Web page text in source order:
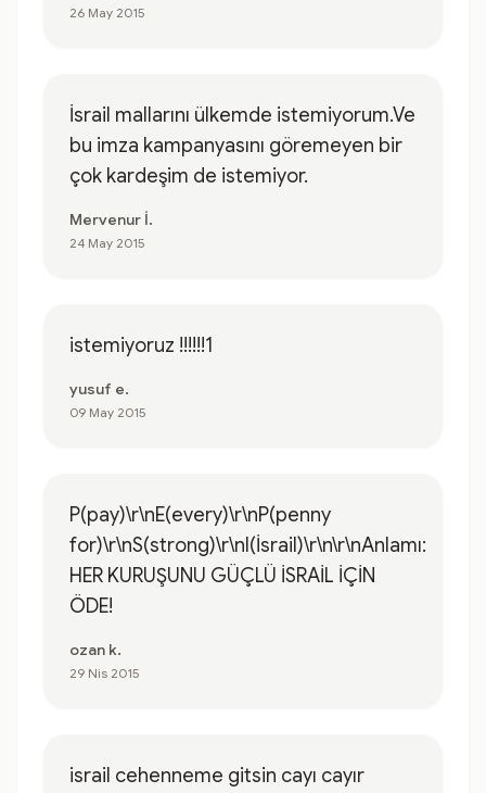
26 May 2015
İsrail mallarını ülkemde istemiyorum.Ve
bu imza kampanyasını göremeyen bir
çok kardeşim de istemiyor.
Mervenur İ.
24 May 2015
istemiyoruz !!!!!!1
yusuf e.
09 May 2015
P(pay)\r\nE(every)\r\nP(penny
for)\r\nS(strong)\r\nI(İsrail)\r\n\r\nAnlamı:
HER KURUŞUNU GÜÇLÜ İSRAİL İÇİN
ÖDE!
ozan k.
29 Nis 2015
israil cehenneme gitsin cayı cayır